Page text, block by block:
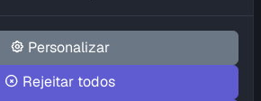
CRM-MS
de Medicina de Mato Grosso do Sul
Personalizar
Rejeitar todos